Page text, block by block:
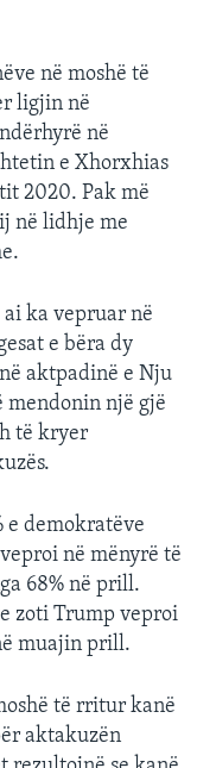
në moshë të
ligjin në
në
e Xhorxhias
2020. Pak më
në lidhje me
ai ka vepruar në
e bëra dy
aktpadinë e Nju
mendonin një gjë
të kryer
e demokratëve
në mënyrë të
68% në prill.
zoti Trump veproi
muajin prill.
të rritur kanë
aktakuzën